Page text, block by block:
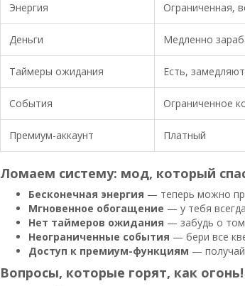
Энергия Ограниченная,
Деньги Медленно
Таймеры ожидания Есть,
События Ограниченное
Премиум-аккаунт Платный
Ломаем систему: мод, который
Бесконечная энергия — теперь можно
Мгновенное обогащение — у тебя
Нет таймеров ожидания — забудь о
Неограниченные события — бери все
Доступ к премиум-функциям —
Вопросы, которые горят, как огонь!